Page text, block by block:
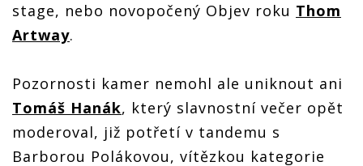
stage, nebo novopočený Objev roku Thom
Artway.
Pozornosti kamer nemohl ale uniknout ani
Tomáš Hanák, který slavnostní večer opět
moderoval, již potřetí v tandemu s
Barborou Polákovou, vítězkou kategorie